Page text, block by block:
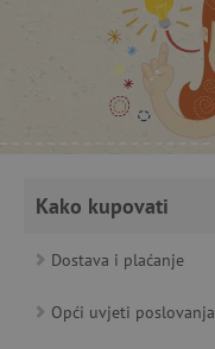
Kako kupovati
Dostava i plaćanje
Opći uvjeti poslovanja